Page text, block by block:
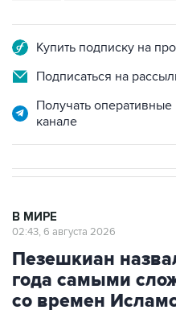
Купить подписку на
Подписаться на
Получать
канале
В МИРЕ
02:43, 6 августа 2026
Пезешкиан
года самыми
со времен